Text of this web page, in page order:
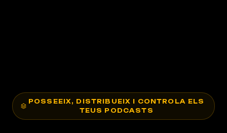
POSSEEIX, DISTRIBUEIX I CONTROLA ELS
TEUS PODCASTS